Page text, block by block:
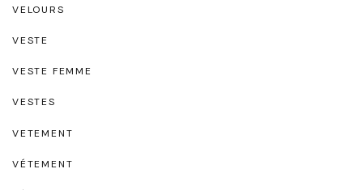
VELOURS
VESTE
VESTE FEMME
VESTES
VETEMENT
VÉTEMENT